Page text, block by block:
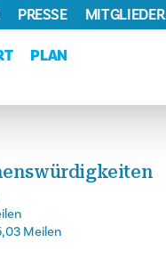
PLAN
PRESSE MITGLIEDER
Meilen